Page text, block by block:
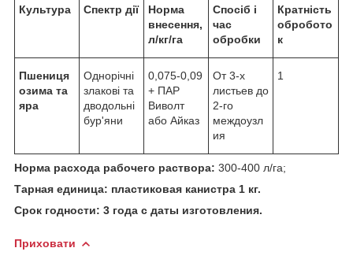
Культура Спектр дії
Норма
внесення,
л/кг/га
Спосіб і
час
обробки
Кратність
обробото
к
Пшениця
озима та
яра
Однорічні
злакові та
дводольні
бур'яни
0,075-0,09
+ ПАР
Виволт
або Айказ
От 3-х
листьев до
2-го
междоузл
ия
1
Норма расхода рабочего раствора: 300-400 л/га;
Тарная единица: пластиковая канистра 1 кг.
Срок годности: 3 года с даты изготовления.
Приховати